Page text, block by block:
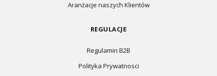
Aranżacje naszych Klientów
REGULACJE
Regulamin B2B
Polityka Prywatnosci